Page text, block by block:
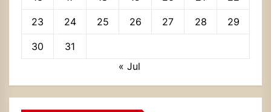
23 24 25 26 27 28 29
30
31
« Jul